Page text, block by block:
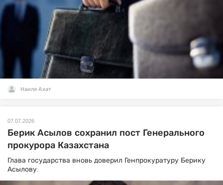
Наиля Ахат
07.07.2026
Берик Асылов сохранил пост Генерального
прокурора Казахстана
Глава государства вновь доверил Генпрокуратуру Берику
Асылову.